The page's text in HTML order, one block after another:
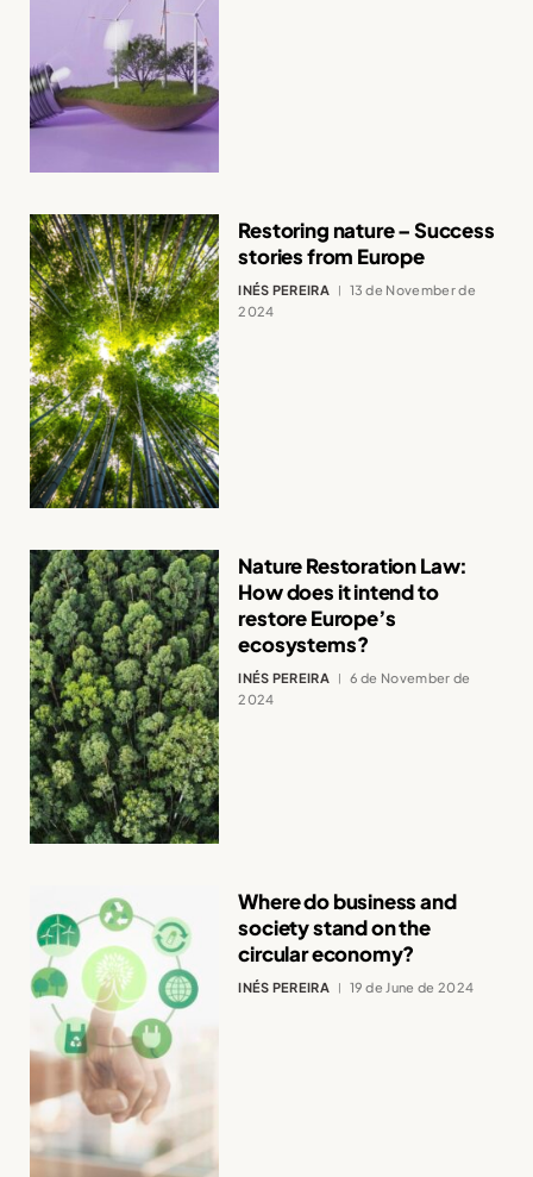
Restoring nature – Success
stories from Europe
INÉS PEREIRA
13 de November de
2024
Nature Restoration Law:
How does it intend to
restore Europe’s
ecosystems?
INÉS PEREIRA
6 de November de
2024
Where do business and
society stand on the
circular economy?
INÉS PEREIRA 19 de June de 2024